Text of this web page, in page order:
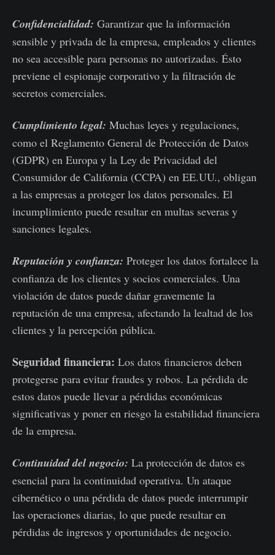
Confidencialidad: Garantizar que la información
sensible y privada de la empresa, empleados y clientes
no sea accesible para personas no autorizadas. Ésto
previene el espionaje corporativo y la filtración de
secretos comerciales.
Cumplimiento legal: Muchas leyes y regulaciones,
como el Reglamento General de Protección de Datos
(GDPR) en Europa y la Ley de Privacidad del
Consumidor de California (CCPA) en EE.UU., obligan
a las empresas a proteger los datos personales. El
incumplimiento puede resultar en multas severas y
sanciones legales.
Reputación y confianza: Proteger los datos fortalece la
confianza de los clientes y socios comerciales. Una
violación de datos puede dañar gravemente la
reputación de una empresa, afectando la lealtad de los
clientes y la percepción pública.
Seguridad financiera: Los datos financieros deben
protegerse para evitar fraudes y robos. La pérdida de
estos datos puede llevar a pérdidas económicas
significativas y poner en riesgo la estabilidad financiera
de la empresa.
Continuidad del negocio: La protección de datos es
esencial para la continuidad operativa. Un ataque
cibernético o una pérdida de datos puede interrumpir
las operaciones diarias, lo que puede resultar en
pérdidas de ingresos y oportunidades de negocio.